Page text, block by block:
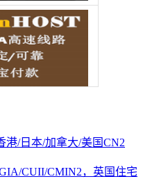
港/日本/加拿大/美国CN2
CUII/CMIN2，英国住宅